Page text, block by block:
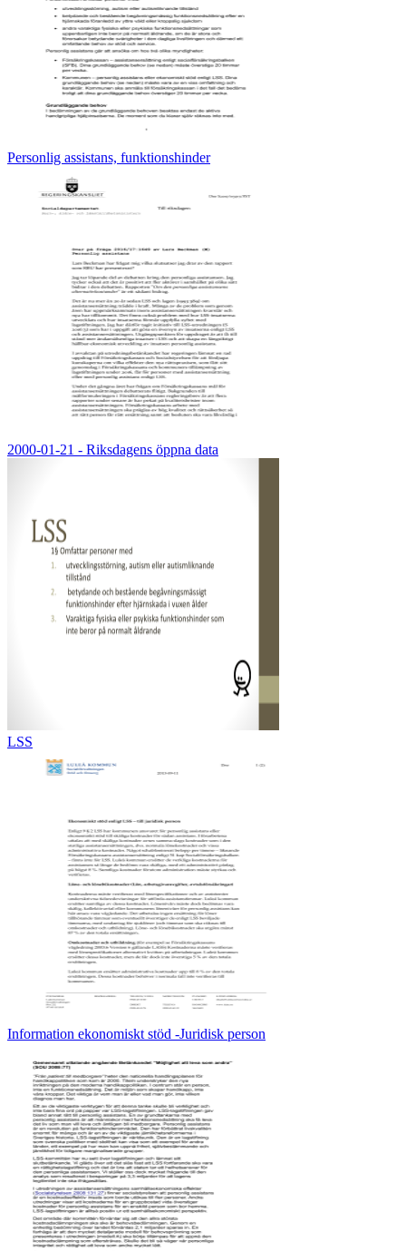
Personlig assistans, funktionshinder
2000-01-21 - Riksdagens öppna data
LSS
Information ekonomiskt stöd -Juridisk person